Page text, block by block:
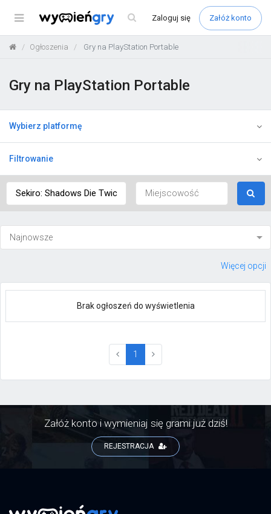
Menu Zaloguj się Załóż konto
Ogłoszenia Gry na PlayStation Portable
Gry na PlayStation Portable
Wybierz platformę
Filtrowanie
Więcej opcji
Brak ogłoszeń do wyświetlenia
1 (current)
Załóż konto i wymieniaj się grami już dziś!
REJESTRACJA